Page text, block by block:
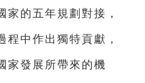
家的五年規劃對接，
程中作出獨特貢獻，
家發展所帶來的機